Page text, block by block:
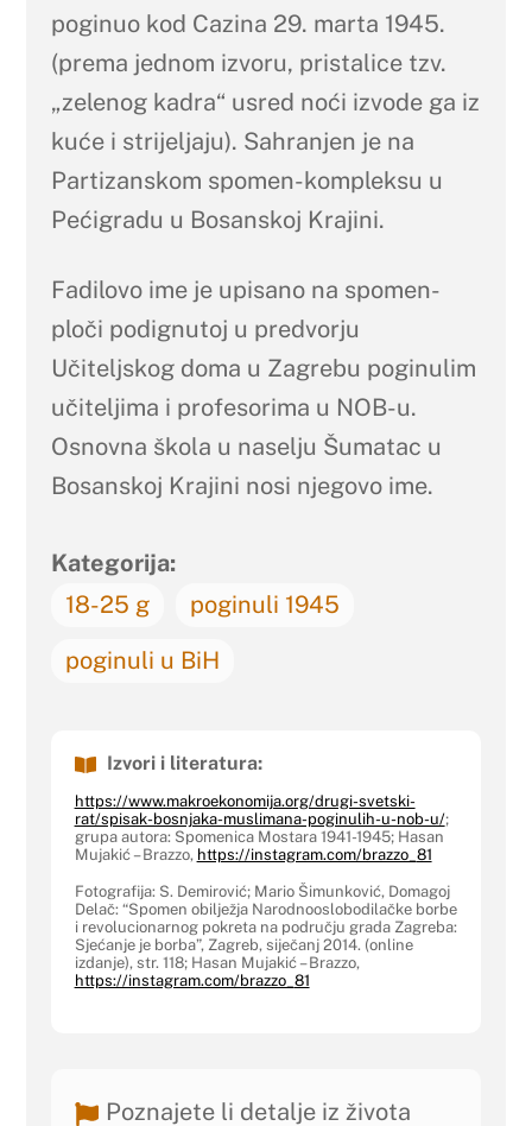
poginuo kod Cazina 29. marta 1945.
(prema jednom izvoru, pristalice tzv.
„zelenog kadra“ usred noći izvode ga iz
kuće i strijeljaju). Sahranjen je na
Partizanskom spomen-kompleksu u
Pećigradu u Bosanskoj Krajini.
Fadilovo ime je upisano na spomen-
ploči podignutoj u predvorju
Učiteljskog doma u Zagrebu poginulim
učiteljima i profesorima u NOB-u.
Osnovna škola u naselju Šumatac u
Bosanskoj Krajini nosi njegovo ime.
Kategorija:
18-25 g
poginuli 1945
poginuli u BiH
Izvori i literatura:
https://www.makroekonomija.org/drugi-svetski-
rat/spisak-bosnjaka-muslimana-poginulih-u-nob-u/;
grupa autora: Spomenica Mostara 1941-1945; Hasan
Mujakić – Brazzo, https://instagram.com/brazzo_ 81
Fotografija: S. Demirović; Mario Šimunković, Domagoj
Delač: “Spomen obilježja Narodnooslobodilačke borbe
i revolucionarnog pokreta na području grada Zagreba:
Sjećanje je borba”, Zagreb, siječanj 2014. (online
izdanje), str. 118; Hasan Mujakić – Brazzo,
https://instagram.com/brazzo_ 81
Poznajete li detalje iz života